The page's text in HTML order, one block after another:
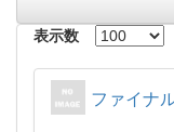
表示数
ファイナ